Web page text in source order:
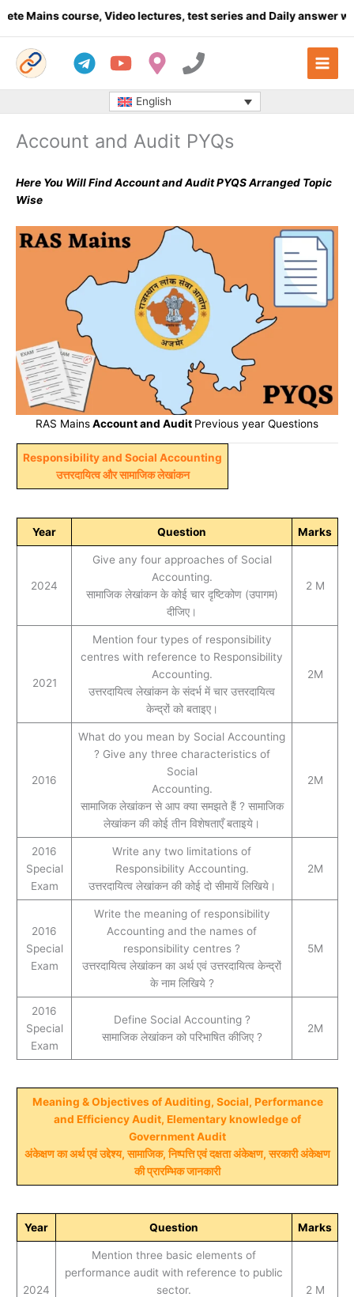
course, Video lectures, test series and Daily answer writing-
English
Account and Audit PYQs
Here You Will Find Account and Audit PYQS Arranged Topic
Wise
RAS MainsAccount and Audit Previous year Questions
Responsibility and Social Accounting
उत्तरदायित्व और सामाजिक लेखांकन
Year Question Marks
2024
Give any four approaches of Social
Accounting.
सामाजिक लेखांकन के कोई चार दृष्टिकोण (उपागम)
दीजिए।
2 M
2021
Mention four types of responsibility
centres with reference to Responsibility
Accounting.
उत्तरदायित्व लेखांकन के संदर्भ में चार उत्तरदायित्व
केन्द्रों को बताइए।
2M
2016
What do you mean by Social Accounting
? Give any three characteristics of
Social
Accounting.
सामाजिक लेखांकन से आप क्या समझते हैं ? सामाजिक
लेखांकन की कोई तीन विशेषताएँ बताइये।
2M
2016
Special
Exam
Write any two limitations of
Responsibility Accounting.
उत्तरदायित्व लेखांकन की कोई दो सीमायें लिखिये।
2M
2016
Special
Exam
Write the meaning of responsibility
Accounting and the names of
responsibility centres ?
उत्तरदायित्व लेखांकन का अर्थ एवं उत्तरदायित्व केन्द्रों
के नाम लिखिये ?
5M
2016
Special
Exam
Define Social Accounting ?
सामाजिक लेखांकन को परिभाषित कीजिए ?
2M
Meaning & Objectives of Auditing, Social, Performance
and Efficiency Audit, Elementary knowledge of
Government Audit
अंकेक्षण का अर्थ एवं उद्देश्य, सामाजिक, निष्पत्ति एवं दक्षता अंकेक्षण, सरकारी अंकेक्षण
की प्रारम्भिक जानकारी
Year Question Marks
2024
Mention three basic elements of
performance audit with reference to public
sector.
2 M